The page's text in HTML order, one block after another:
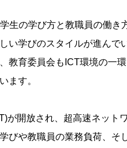
生の学び方と教職員の働き
い学びのスタイルが進んで
教育委員会もICT環境の一
ます。
開放され、超高速ネット
びや教職員の業務負荷、そ